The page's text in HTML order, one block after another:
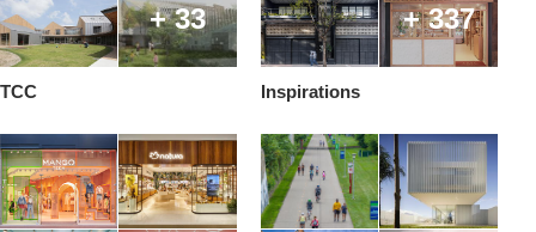
+ 33
TCC
+ 337
Inspirations